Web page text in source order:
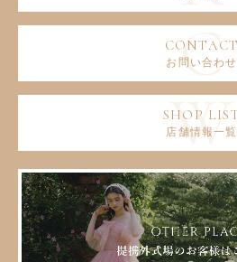
お問い合わせ
店舗情報一覧